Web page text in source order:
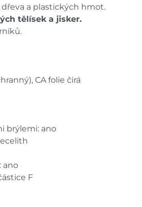
a plastických hmot.
tělísek a jisker.
CA folie čirá
brýlemi: ano
ano
F